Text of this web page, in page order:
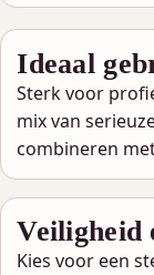
Ideaal
Sterk voor
mix van
combineren
Veiligheid
Kies voor een